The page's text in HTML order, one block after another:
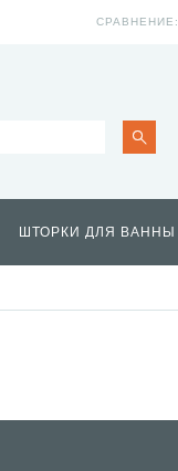
ШТОРКИ ДЛЯ ВАННЫ
СРАВНЕНИЕ: